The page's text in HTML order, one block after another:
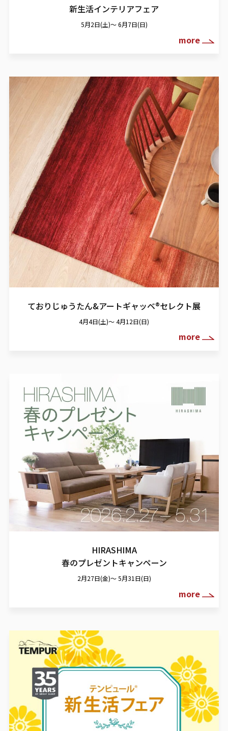
新生活インテリアフェア
5月2日(土)～ 6月7日(日)
more
ておりじゅうたん&アートギャッベ®セレクト展
4月4日(土)～ 4月12日(日)
more
HIRASHIMA
春のプレゼントキャンペーン
2月27日(金)～ 5月31日(日)
more